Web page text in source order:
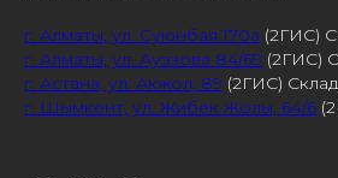
г. Алматы, ул. Суюнбая 170а (2ГИС)
г. Алматы, ул. Ауэзова 84/69 (2ГИС)
г. Астана, ул. Акжол, 89 (2ГИС) Склад
г. Шымкент, ул. Жибек Жолы, 64/6